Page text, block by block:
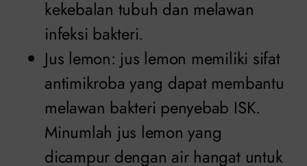
kekebalan tubuh dan melawan
infeksi bakteri.
Jus lemon: jus lemon memiliki sifat
antimikroba yang dapat membantu
melawan bakteri penyebab ISK.
Minumlah jus lemon yang
dicampur dengan air hangat untuk